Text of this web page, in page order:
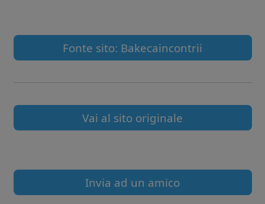
Fonte sito: Bakecaincontrii
Vai al sito originale
Invia ad un amico